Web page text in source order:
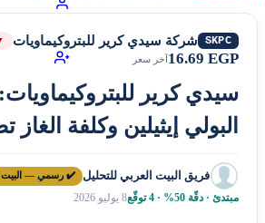
SKPC شركة سيدي كرير للبتروكيماويات
16.69 EGPآخر سعر
سيدي كرير
البولي إيثيلين وكلفة
فريق البيت العربي للتحليل ✔️ رسمي — البيت
مبتدئ · دقّة 50% · 4 توقّع 8 يوليو 2026